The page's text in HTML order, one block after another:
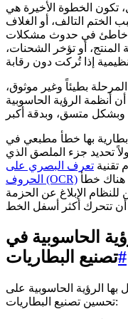
تكون الخطوة الأخيرة هي
التالف، أو الغلاف
خاطئ في حدوث مشكلات
أو تؤخر الشحنات،
بطيئاً وغير موثوق،
أنظمة الرؤية الحاسوبية
بها خطأ مطبعي في
تحديد جزء الملصق الذي
تقنية تعرف البصري على
الحروف (OCR)
الإبلاغ عن الحزمة
الحاسوبية في
تصنيع البطاريات#
الرؤية الحاسوبية على
تحسين تصنيع البطاريات: